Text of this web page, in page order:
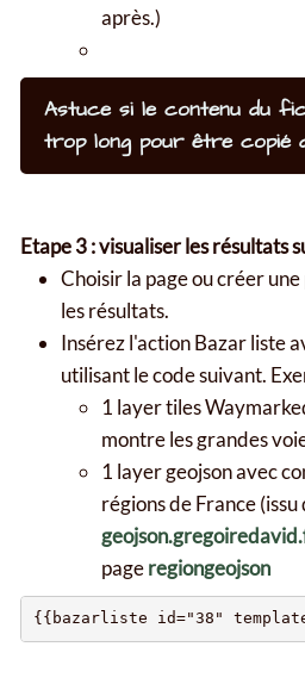
après.)
Astuce si le contenu du
trop long pour être copié
Etape 3 : visualiser les résultats
Choisir la page ou créer
les résultats.
Insérez l'action Bazar liste
utilisant le code suivant.
1 layer tiles
montre les grandes
1 layer geojson avec
régions de France (issu
pageregiongeojson